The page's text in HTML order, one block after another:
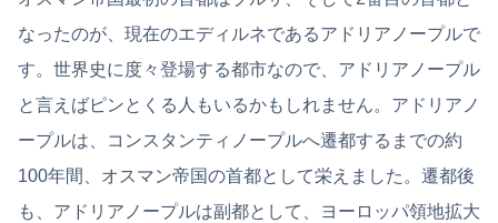
なったのが、現在のエディルネであるアドリアノープルで
す。世界史に度々登場する都市なので、アドリアノープル
と言えばピンとくる人もいるかもしれません。アドリアノ
ープルは、コンスタンティノープルへ遷都するまでの約
100年間、オスマン帝国の首都として栄えました。遷都後
も、アドリアノープルは副都として、ヨーロッパ領地拡大